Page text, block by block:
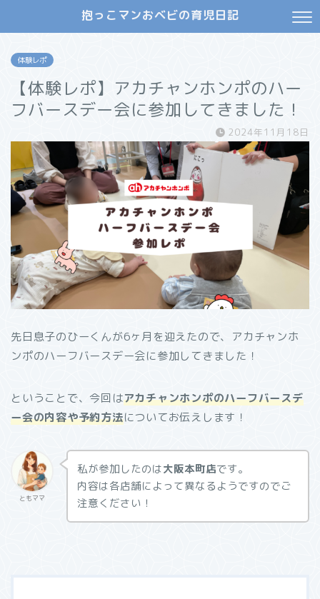
抱っこマンおベビの育児日記
体験レポ
【体験レポ】アカチャンホンポのハー
フバースデー会に参加してきました！
2024年11月18日
先日息子のひーくんが6ヶ月を迎えたので、アカチャンホ
ンポのハーフバースデー会に参加してきました！
ということで、今回はアカチャンホンポのハーフバースデ
ー会の内容や予約方法についてお伝えします！
ともママ
私が参加したのは大阪本町店です。
内容は各店舗によって異なるようですのでご
注意ください！